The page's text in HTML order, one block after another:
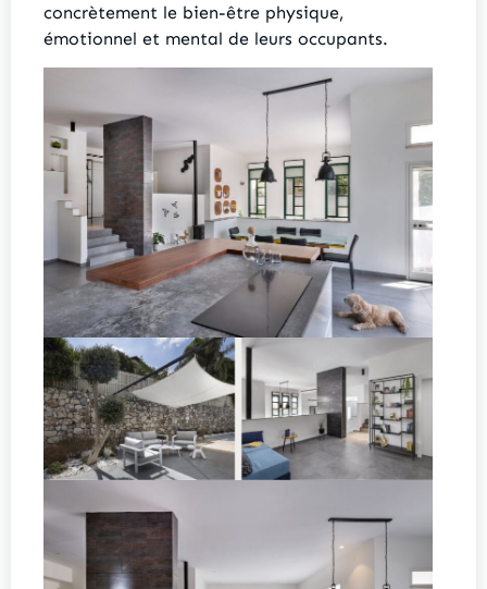
concrètement le bien-être physique,
émotionnel et mental de leurs occupants.